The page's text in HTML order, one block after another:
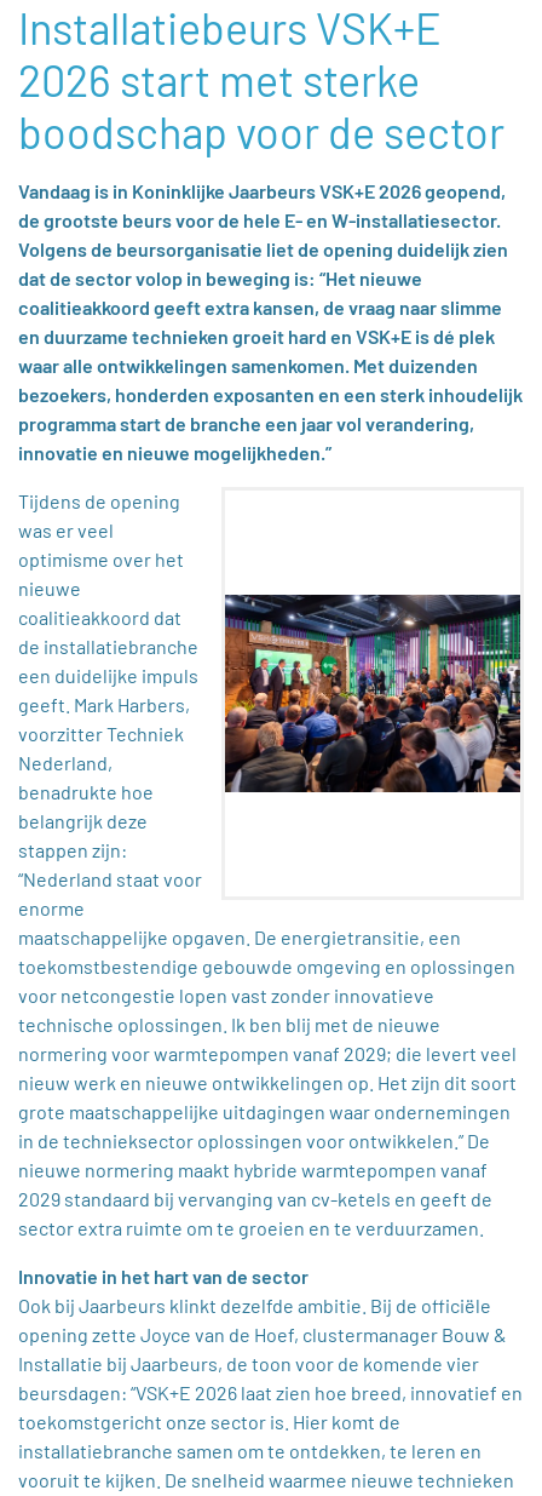
Installatiebeurs VSK+E
2026 start met sterke
boodschap voor de sector
Vandaag is in Koninklijke Jaarbeurs VSK+E 2026 geopend,
de grootste beurs voor de hele E‑ en W‑installatiesector.
Volgens de beursorganisatie liet de opening duidelijk zien
dat de sector volop in beweging is: “Het nieuwe
coalitieakkoord geeft extra kansen, de vraag naar slimme
en duurzame technieken groeit hard en VSK+E is dé plek
waar alle ontwikkelingen samenkomen. Met duizenden
bezoekers, honderden exposanten en een sterk inhoudelijk
programma start de branche een jaar vol verandering,
innovatie en nieuwe mogelijkheden.”
Tijdens de opening
was er veel
optimisme over het
nieuwe
coalitieakkoord dat
de installatiebranche
een duidelijke impuls
geeft. Mark Harbers,
voorzitter Techniek
Nederland,
benadrukte hoe
belangrijk deze
stappen zijn:
“Nederland staat voor
enorme
maatschappelijke opgaven. De energietransitie, een
toekomstbestendige gebouwde omgeving en oplossingen
voor netcongestie lopen vast zonder innovatieve
technische oplossingen. Ik ben blij met de nieuwe
normering voor warmtepompen vanaf 2029; die levert veel
nieuw werk en nieuwe ontwikkelingen op. Het zijn dit soort
grote maatschappelijke uitdagingen waar ondernemingen
in de technieksector oplossingen voor ontwikkelen.” De
nieuwe normering maakt hybride warmtepompen vanaf
2029 standaard bij vervanging van cv‑ketels en geeft de
sector extra ruimte om te groeien en te verduurzamen.
Innovatie in het hart van de sector
Ook bij Jaarbeurs klinkt dezelfde ambitie. Bij de officiële
opening zette Joyce van de Hoef, clustermanager Bouw &
Installatie bij Jaarbeurs, de toon voor de komende vier
beursdagen: “VSK+E 2026 laat zien hoe breed, innovatief en
toekomstgericht onze sector is. Hier komt de
installatiebranche samen om te ontdekken, te leren en
vooruit te kijken. De snelheid waarmee nieuwe technieken